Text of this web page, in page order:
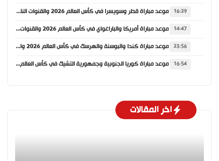
16:29 موعد مباراة قطر وسويسرا في كأس العالم 2026 والقنوات الناقلة
14:47 موعد مباراة أمريكا والباراغواي في كأس العالم 2026 والقنوات الناقلة
23:56 موعد مباراة كندا والبوسنة والهرسك في كأس العالم 2026 والقنوات الناقلة
16:54 موعد مباراة كوريا الجنوبية وجمهورية التشيك في كأس العالم 2026 والقنوات الناقلة
اخر المقالات